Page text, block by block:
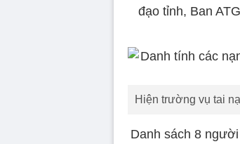
đạo tỉnh, Ban
Hiện trường vụ tai
Danh sách 8